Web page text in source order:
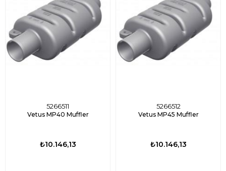
5266511
Vetus MP40 Muffler
₺10.146,13
5266512
Vetus MP45 Muffler
₺10.146,13